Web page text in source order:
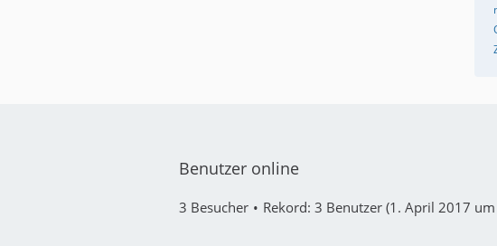
Benutzer online
3 Besucher Rekord: 3 Benutzer (1. April 2017